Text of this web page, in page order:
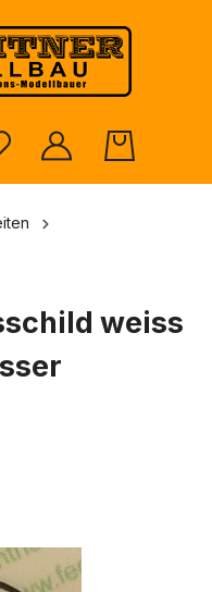
weiss